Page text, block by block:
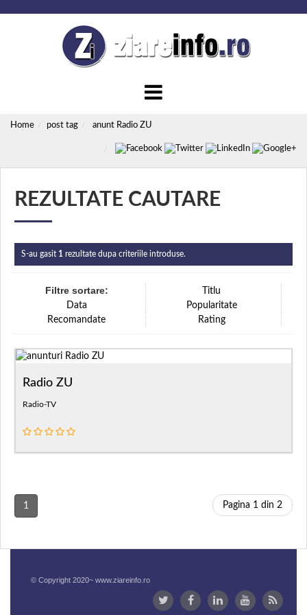
Home post tag anunt Radio ZU
REZULTATE CAUTARE
S-au gasit 1 rezultate dupa criteriile introduse.
Filtre sortare:
Titlu
Data
Popularitate
Recomandate
Rating
Radio ZU
Radio-TV
1 Pagina 1 din 2
© Copyright 2020~ www.ziareinfo.ro